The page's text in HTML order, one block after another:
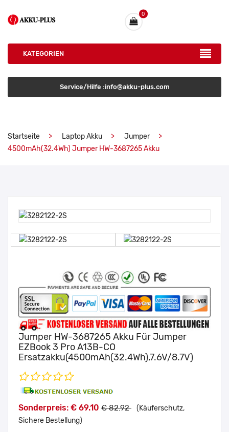
0
KATEGORIEN
Service/Hilfe :info@akku-plus.com
Startseite Laptop Akku
Jumper
4500mAh(32.4Wh) Jumper HW-3687265 Akku
Jumper HW-3687265 Akku Für Jumper
EZBook 3 Pro A13B-CO
Ersatzakku(4500mAh(32.4Wh),7.6V/8.7V)
Sonderpreis: € 69.10 € 82.92 (Käuferschutz,
Sichere Bestellung)